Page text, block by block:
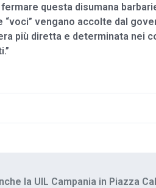
questa disumana
vengano accolte dal
più diretta e determinata nei
la UIL Campania in Piazza